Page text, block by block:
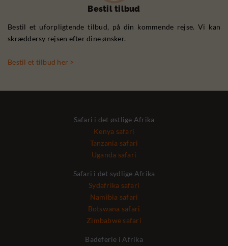
Bestil tilbud
Bestil et uforpligtende tilbud, på din kommende rejse. Vi kan
skræddersy rejsen efter dine ønsker.
Bestil et tilbud her >
Safari i det østlige Afrika
Kenya safari
Tanzania safari
Uganda safari
Safari i det sydlige Afrika
Sydafrika safari
Namibia safari
Botswana safari
Zimbabwe safari
Badeferie i Afrika